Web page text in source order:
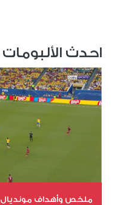
احدث الألبومات
ملخص وأهداف مونديال 2026